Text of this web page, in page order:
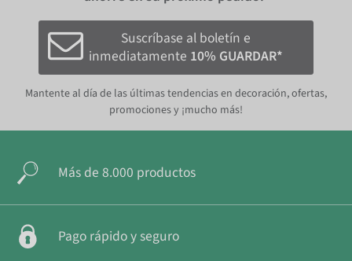
Suscríbase al boletín e
inmediatamente 10% GUARDAR*
Mantente al día de las últimas tendencias en decoración, ofertas,
promociones y ¡mucho más!
Más de 8.000 productos
Pago rápido y seguro